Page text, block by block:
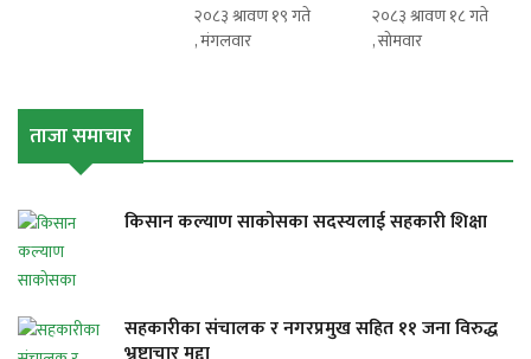
२०८३ श्रावण १९ गते
, मंगलवार
२०८३ श्रावण १८ गते
, सोमवार
ताजा समाचार
किसान कल्याण साकोसका सदस्यलाई सहकारी शिक्षा
सहकारीका संचालक र नगरप्रमुख सहित ११ जना विरुद्ध